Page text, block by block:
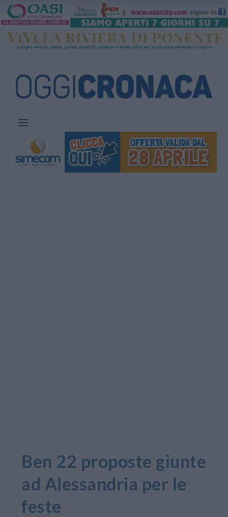
Ben 22 proposte giunte
ad Alessandria per le
feste